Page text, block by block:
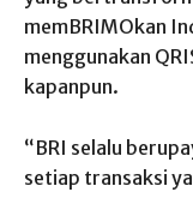
memBRIMOkan
menggunakan
kapanpun.
“BRI selalu
setiap transaksi